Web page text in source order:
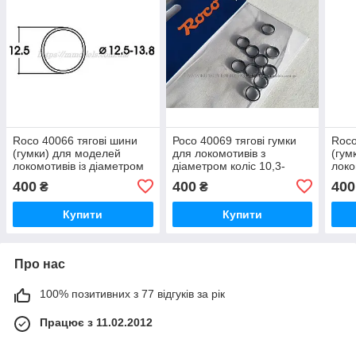
Roco 40066 тягові шини
(гумки) для моделей
локомотивів із діаметром
масштабу 1:87 H0
400 ₴
Купити
Роco 40069 тягові гумки
для локомотивів з
діаметром коліс 10,3-
12,8 мм, масштаб 1:87 H0
400₴
Купити
400
Про нас
100% позитивних з 77 відгуків за рік
Працює з 11.02.2012